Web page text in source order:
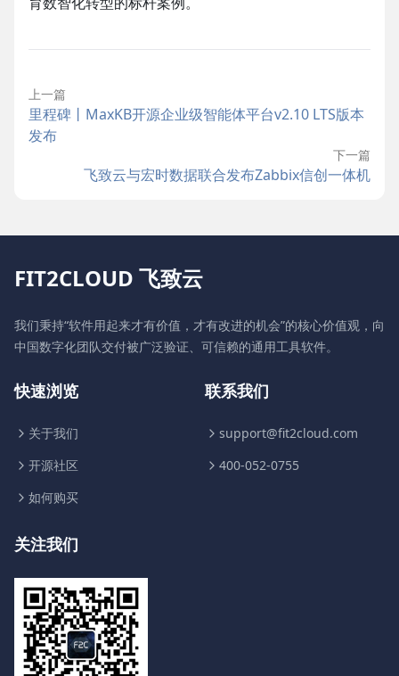
上一篇
里程碑丨MaxKB开源企业级智能体平台v2.10 LTS版本
发布
下一篇
飞致云与宏时数据联合发布Zabbix信创一体机
FIT2CLOUD 飞致云
我们秉持“软件用起来才有价值，才有改进的机会”的核心价值观，向
中国数字化团队交付被广泛验证、可信赖的通用工具软件。
快速浏览
关于我们
开源社区
如何购买
联系我们
support@fit2cloud.com
400-052-0755
关注我们